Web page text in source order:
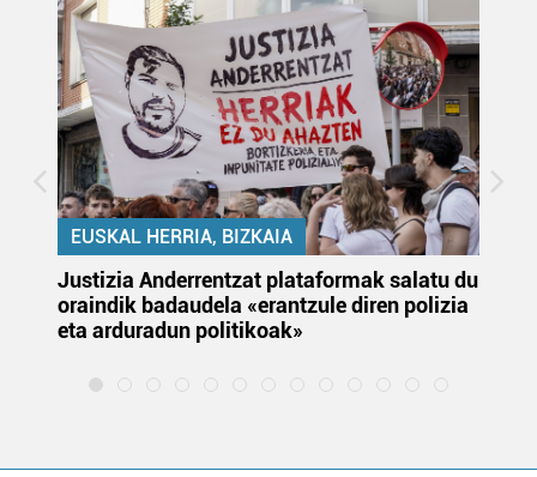
EUSKAL HERRIA, BIZKAIA
Justizia Anderrentzat plataformak salatu du
oraindik badaudela «erantzule diren polizia
eta arduradun politikoak»